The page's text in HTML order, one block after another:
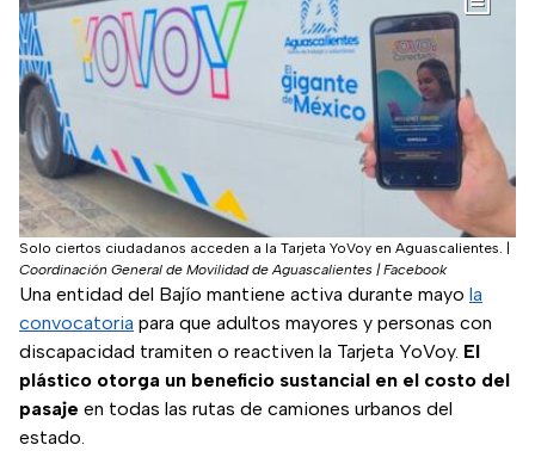
Solo ciertos ciudadanos acceden a la Tarjeta YoVoy en Aguascalientes.
Coordinación General de Movilidad de Aguascalientes | Facebook
Una entidad del Bajío mantiene activa durante mayo la
convocatoria para que adultos mayores y personas con
discapacidad tramiten o reactiven la Tarjeta YoVoy. El
plástico otorga un beneficio sustancial en el costo del
pasaje en todas las rutas de camiones urbanos del
estado.